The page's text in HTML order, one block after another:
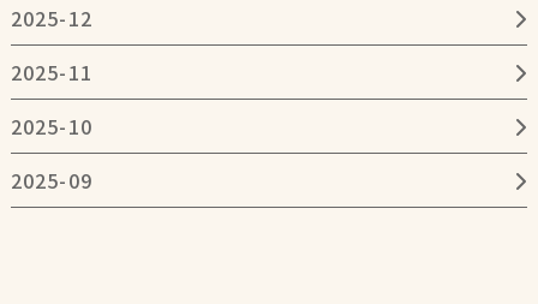
2025-12
2025-11
2025-10
2025-09